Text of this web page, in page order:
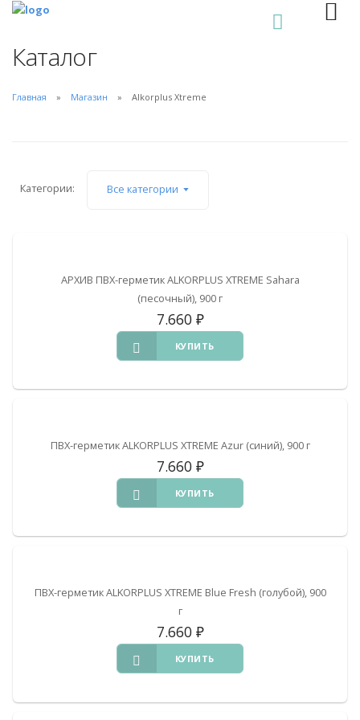
Каталог
Главная Магазин Alkorplus Xtreme
Категории: Все категории
АРХИВ ПВХ-герметик ALKORPLUS XTREME Sahara
(песочный), 900 г
7.660 ₽
КУПИТЬ
ПВХ-герметик ALKORPLUS XTREME Azur (синий), 900 г
7.660 ₽
КУПИТЬ
ПВХ-герметик ALKORPLUS XTREME Blue Fresh (голубой), 900
г
7.660 ₽
КУПИТЬ